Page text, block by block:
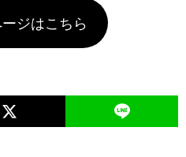
ジはこちら